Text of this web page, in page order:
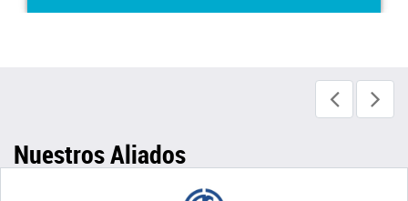
Nuestros Aliados